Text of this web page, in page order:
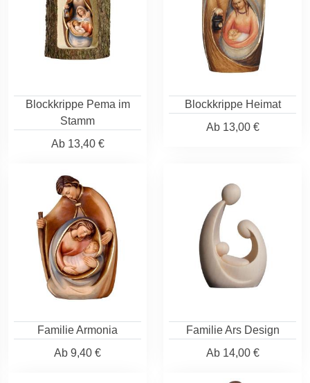
Blockkrippe Pema im
Stamm
Ab13,40 €
Blockkrippe Heimat
Ab13,00 €
Familie Armonia
Ab 9,40 €
Familie Ars Design
Ab14,00 €